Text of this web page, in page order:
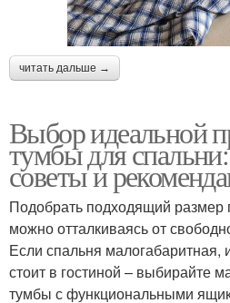
читать дальше →
Выбор идеальной
тумбы для
советы и
Подобрать подходящий размер
можно отталкиваясь от
Если спальня малогабаритная,
стоит в гостиной – выбирайте
тумбы с функциональными